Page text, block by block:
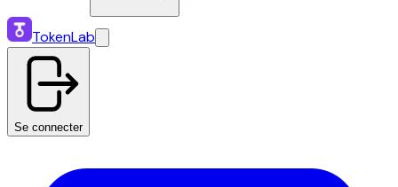
TokenLab
Se connecter